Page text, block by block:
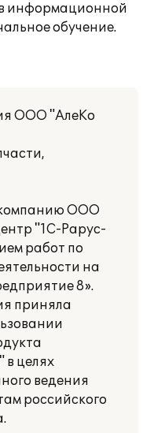
информационной
обучение.
ООО "АлеКо
ООО
"1С-Рарус-
работ по
на
8».
приняла
в целях
ведения
российского